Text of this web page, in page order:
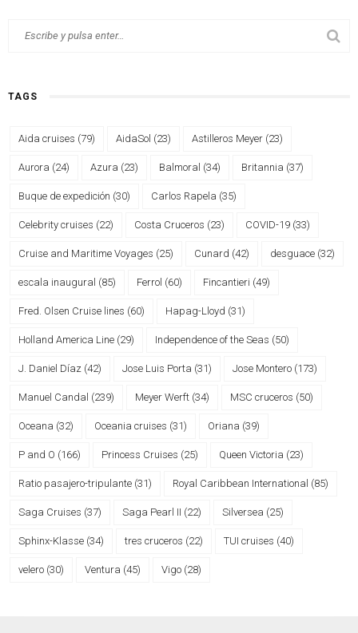
TAGS
Aida cruises (79) AidaSol (23) Astilleros Meyer (23)
Aurora (24) Azura (23) Balmoral (34) Britannia (37)
Buque de expedición (30) Carlos Rapela (35)
Celebrity cruises (22) Costa Cruceros (23) COVID-19 (33)
Cruise and Maritime Voyages (25) Cunard (42) desguace (32)
escala inaugural (85) Ferrol (60) Fincantieri (49)
Fred. Olsen Cruise lines (60) Hapag-Lloyd (31)
Holland America Line (29) Independence of the Seas (50)
J. Daniel Díaz (42) Jose Luis Porta (31) Jose Montero (173)
Manuel Candal (239) Meyer Werft (34) MSC cruceros (50)
Oceana (32) Oceania cruises (31) Oriana (39)
P and O (166) Princess Cruises (25) Queen Victoria (23)
Ratio pasajero-tripulante (31) Royal Caribbean International (85)
Saga Cruises (37) Saga Pearl II (22) Silversea (25)
Sphinx-Klasse (34) tres cruceros (22) TUI cruises (40)
velero (30) Ventura (45) Vigo (28)